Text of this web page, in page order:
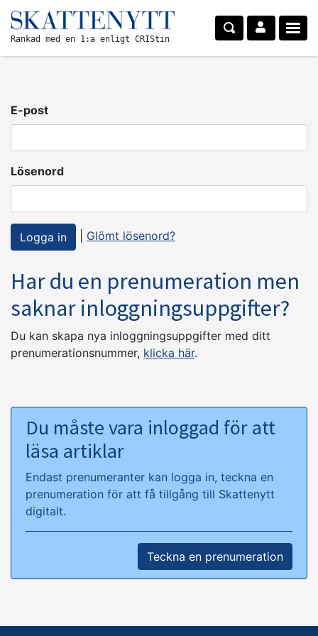
Rankad med en 1:a enligt CRIStin
E-post
Lösenord
Glömt lösenord?
Har du en prenumeration men
saknar inloggningsuppgifter?
Du kan skapa nya inloggningsuppgifter med ditt
prenumerationsnummer, klicka här.
Du måste vara inloggad för att
läsa artiklar
Endast prenumeranter kan logga in, teckna en
prenumeration för att få tillgång till Skattenytt
digitalt.
Teckna en prenumeration